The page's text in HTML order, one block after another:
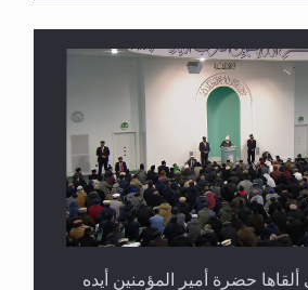
على السنة ومهيمنٌ عليها.. ليس
حضرة أمير المؤمنين أيده